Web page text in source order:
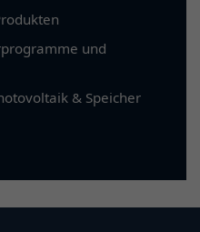
und
& Speicher